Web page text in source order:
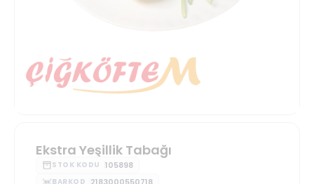
Ekstra Yeşillik Tabağı
STOK KODU 105898
BARKOD 2183000550718